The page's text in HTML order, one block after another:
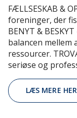
FÆLLSESKAB &
foreninger, der
BENYT &
balancen
ressourcer.
seriøse og
LÆS MERE HER